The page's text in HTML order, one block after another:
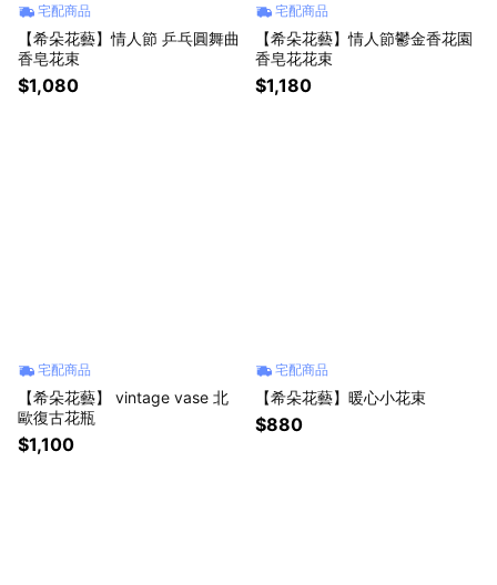
宅配商品
【希朵花藝】情人節 乒乓圓舞曲
香皂花束
$1,080
宅配商品
【希朵花藝】情人節鬱金香花園
香皂花花束
$1,180
宅配商品
【希朵花藝】 vintage vase 北
歐復古花瓶
$1,100
宅配商品
【希朵花藝】暖心小花束
$880